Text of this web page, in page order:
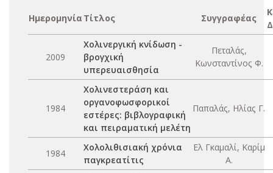
Ημερομηνία Τίτλος Συγγραφέας
2009
Χολινεργική κνίδωση -
βρογχική
υπερευαισθησία
Πεταλάς,
Κωνσταντίνος Φ.
1984
Χολινεστεράση και
οργανοφωσφορικοί
εστέρες: βιβλογραφική
και πειραματική μελέτη
Παπαλάς, Ηλίας Γ.
1984
Χολολιθισιακή χρόνια
παγκρεατίτις
Ελ Γκαμαλί, Καρίμ
Α.